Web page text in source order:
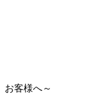
お客様へ～